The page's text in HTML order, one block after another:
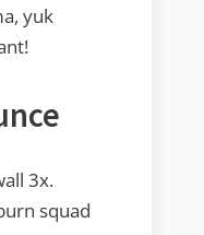
yuk
3x.
squad